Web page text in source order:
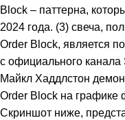
Block – паттерна,
2024 года. (3) свеча,
Order Block, является
с официального
Майкл Хаддлстон
Order Block на графике
Скриншот ниже,